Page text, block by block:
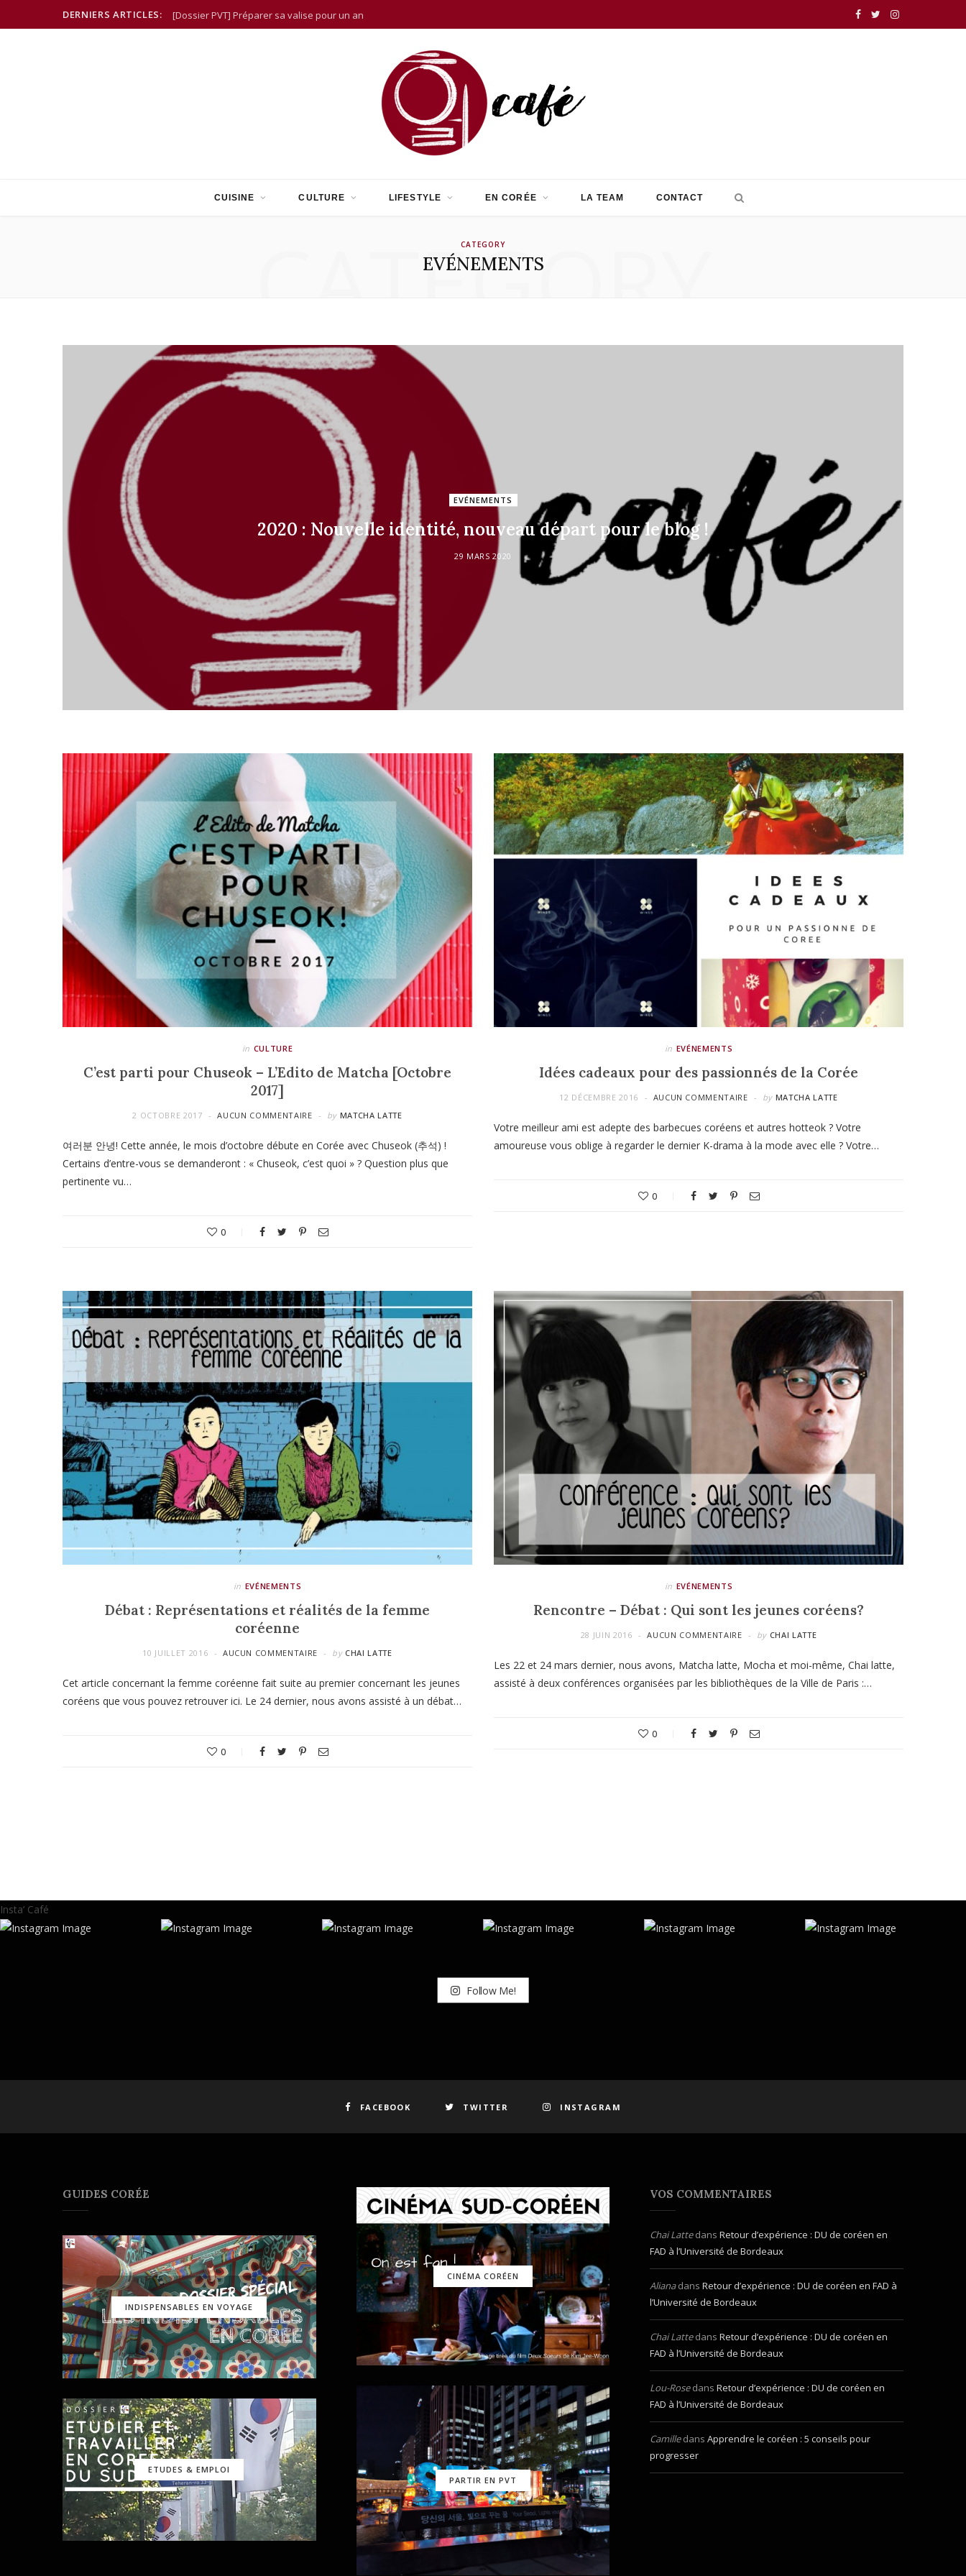
DERNIERS ARTICLES: [Dossier PVT] Préparer sa valise pour un an F I
CUISINE CULTURE LIFESTYLE EN CORÉE LA TEAM CONTACT
CATEGORY
EVÉNEMENTS
CATEGORY
EVÉNEMENTS
2020 : Nouvelle identité, nouveau départ pour le blog !
29 MARS 2020
in CULTURE
C’est parti pour Chuseok – L’Edito de Matcha [Octobre
2017]
2 OCTOBRE 2017 AUCUN COMMENTAIRE by MATCHA LATTE
여러분 안녕! Cette année, le mois d’octobre débute en Corée avec Chuseok (추석) !
Certains d’entre-vous se demanderont : « Chuseok, c’est quoi » ? Question plus que
pertinente vu…
0
in EVÉNEMENTS
Idées cadeaux pour des passionnés de la Corée
12 DÉCEMBRE 2016 AUCUN COMMENTAIRE by MATCHA LATTE
Votre meilleur ami est adepte des barbecues coréens et autres hotteok ? Votre
amoureuse vous oblige à regarder le dernier K-drama à la mode avec elle ? Votre…
0
in EVÉNEMENTS
Débat : Représentations et réalités de la femme
coréenne
10 JUILLET 2016 AUCUN COMMENTAIRE by CHAI LATTE
Cet article concernant la femme coréenne fait suite au premier concernant les jeunes
coréens que vous pouvez retrouver ici. Le 24 dernier, nous avons assisté à un débat…
0
in EVÉNEMENTS
Rencontre – Débat : Qui sont les jeunes coréens?
28 JUIN 2016 AUCUN COMMENTAIRE by CHAI LATTE
Les 22 et 24 mars dernier, nous avons, Matcha latte, Mocha et moi-même, Chai latte,
assisté à deux conférences organisées par les bibliothèques de la Ville de Paris :…
0
Insta’ Café
Follow Me!
FACEBOOK TWITTER INSTAGRAM
GUIDES CORÉE
INDISPENSABLES EN VOYAGE
ETUDES & EMPLOI
CINÉMA CORÉEN
PARTIR EN PVT
VOS COMMENTAIRES
Chai LattedansRetour d’expérience : DU de coréen en
FAD à l’Université de Bordeaux
AlianadansRetour d’expérience : DU de coréen en FAD à
l’Université de Bordeaux
Chai LattedansRetour d’expérience : DU de coréen en
FAD à l’Université de Bordeaux
Lou-RosedansRetour d’expérience : DU de coréen en
FAD à l’Université de Bordeaux
CamilledansApprendre le coréen : 5 conseils pour
progresser